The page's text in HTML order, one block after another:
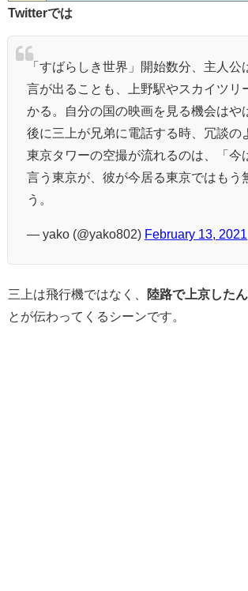
Twitterでは
「すばらしき世界」開始数分、主人公
言が出ることも、上野駅やスカイツリ
かる。自分の国の映画を見る機会はや
後に三上が兄弟に電話する時、冗談の
東京タワーの空撮が流れるのは、「今
言う東京が、彼が今居る東京ではもう
う。
— yako (@yako802) February 13, 2021
三上は飛行機ではなく、 陸路で上京した
とが伝わってくるシーンです。